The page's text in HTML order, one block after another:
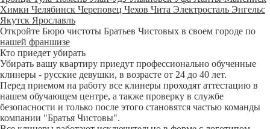
Химки Челябинск Череповец Чехов Чита Электросталь Энгельс
Якутск Ярославль
Откройте Бюро чистоты Братьев Чистовых в своем городе по
нашей франшизе
Кто приедет убирать
Убирать вашу квартиру приедут профессионально обученные
клинеры - русские девушки, в возрасте от 24 до 40 лет.
Перед приемом на работу все клинеры проходят аттестацию в
нашем обучающем центре, а также проверку в службе
безопасности и только после этого становятся частью команды
компании "Братья Чистовы".